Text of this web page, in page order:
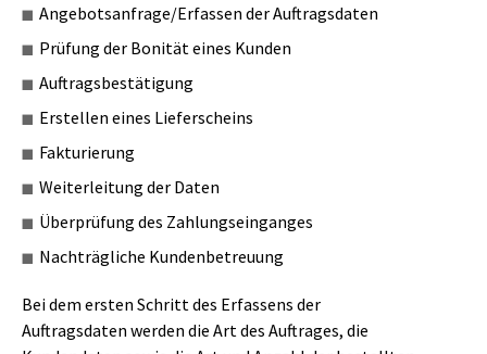
Angebotsanfrage/Erfassen der Auftragsdaten
Prüfung der Bonität eines Kunden
Auftragsbestätigung
Erstellen eines Lieferscheins
Fakturierung
Weiterleitung der Daten
Überprüfung des Zahlungseinganges
Nachträgliche Kundenbetreuung
Bei dem ersten Schritt des Erfassens der
Auftragsdaten werden die Art des Auftrages, die